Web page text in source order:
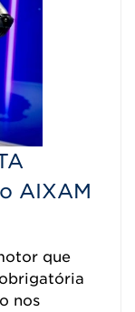
AIXAM
que
nos